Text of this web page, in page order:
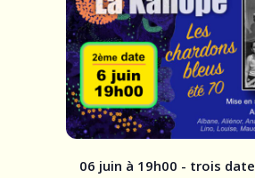
06 juin à 19h00 - trois